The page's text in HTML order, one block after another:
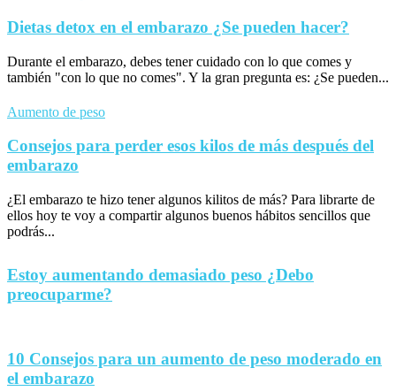
Dietas detox en el embarazo ¿Se pueden hacer?
Durante el embarazo, debes tener cuidado con lo que comes y
también "con lo que no comes". Y la gran pregunta es: ¿Se pueden...
Aumento de peso
Consejos para perder esos kilos de más después del
embarazo
¿El embarazo te hizo tener algunos kilitos de más? Para librarte de
ellos hoy te voy a compartir algunos buenos hábitos sencillos que
podrás...
Estoy aumentando demasiado peso ¿Debo
preocuparme?
10 Consejos para un aumento de peso moderado en
el embarazo